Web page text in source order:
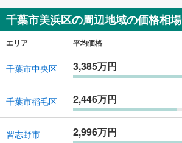
千葉市美浜区の周辺地域の価格相場
エリア 平均価格
千葉市中央区 3,385万円
千葉市稲毛区 2,446万円
習志野市 2,996万円